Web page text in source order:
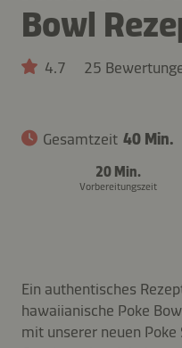
Bowl
4.7 25
Gesamtzeit 40 Min.
20 Min.
Vorbereitungszeit
Ein authentisches
hawaiianische Poke
mit unserer neuen Poke